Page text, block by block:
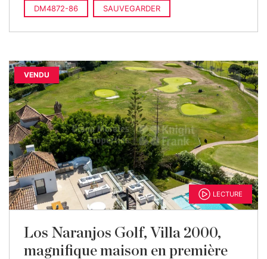
DM4872-86 SAUVEGARDER
VENDU
LECTURE
Los Naranjos Golf, Villa 2000,
magnifique maison en première